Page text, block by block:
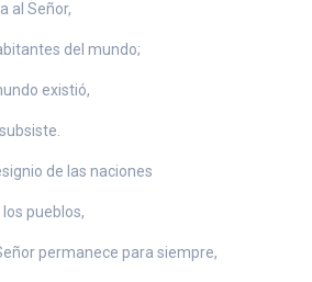
al Señor,
del mundo;
existió,
de las naciones
pueblos,
permanece para siempre,